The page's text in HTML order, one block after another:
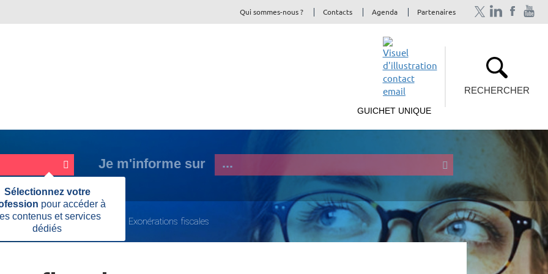
Qui sommes-nous ? Contacts Agenda Partenaires
GUICHET UNIQUE
RECHERCHER
Je m'informe sur
Sélectionnez votre
pour accéder à
contenus et services
dédiés
cette
Exonérations fiscales
Exonérations fiscales